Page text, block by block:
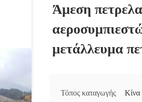
Άμεση
μετάλλευμα
Τόπος καταγωγής Κίνα